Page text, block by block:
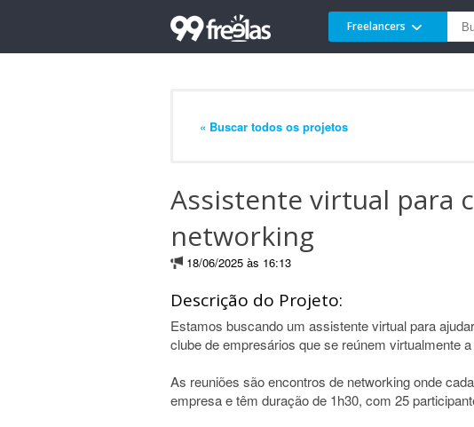
Freelancers
« Buscar todos os projetos
Assistente virtual para
networking
18/06/2025 às 16:13
Descrição do Projeto:
Estamos buscando um assistente virtual para
clube de empresários que se reúnem virtualmente
As reuniões são encontros de networking onde
empresa e têm duração de 1h30, com 25